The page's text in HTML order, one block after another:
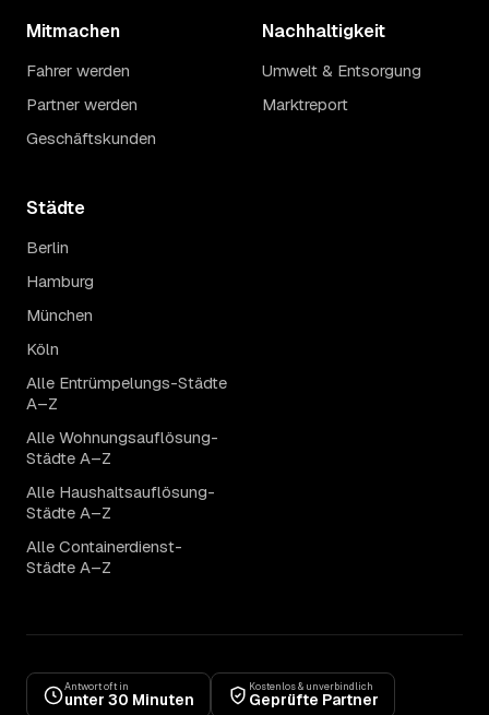
Mitmachen
Fahrer werden
Partner werden
Geschäftskunden
Nachhaltigkeit
Umwelt & Entsorgung
Marktreport
Städte
Berlin
Hamburg
München
Köln
Alle Entrümpelungs-Städte
A–Z
Alle Wohnungsauflösung-
Städte A–Z
Alle Haushaltsauflösung-
Städte A–Z
Alle Containerdienst-
Städte A–Z
Antwort oft in
unter 30 Minuten
Kostenlos & unverbindlich
Geprüfte Partner